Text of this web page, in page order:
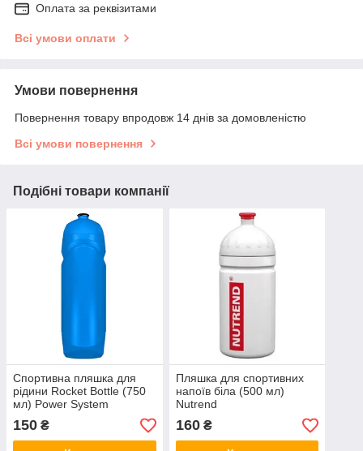
Оплата за реквізитами
Всі умови оплати
Умови повернення
Повернення товару впродовж 14 днів за домовленістю
Всі умови повернення
Подібні товари компанії
Спортивна пляшка для
рідини Rocket Bottle (750
мл) Power System
150 ₴
Пляшка для спортивних
напоїв біла (500 мл)
Nutrend
160₴